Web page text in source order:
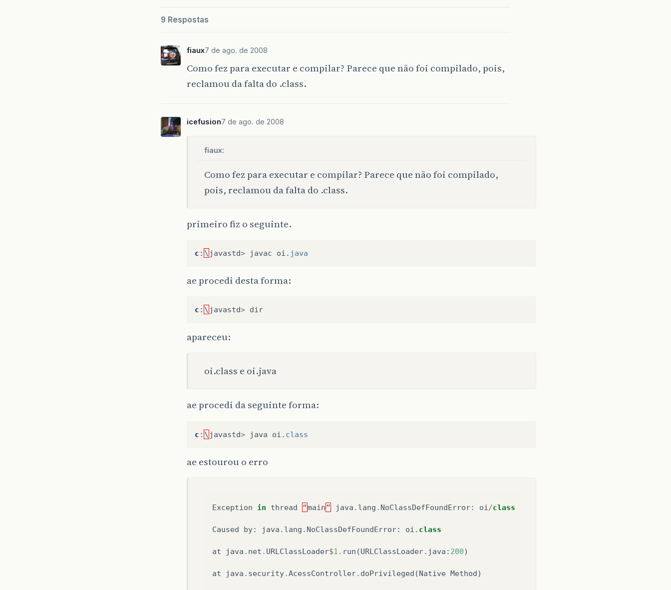
9 Respostas
fiaux7 de ago. de 2008
Como fez para executar e compilar? Parece que não foi compilado, pois,
reclamou da falta do .class.
icefusion7 de ago. de 2008
fiaux:
Como fez para executar e compilar? Parece que não foi compilado,
pois, reclamou da falta do .class.
primeiro fiz o seguinte.
c : \ javastd> javac oi . java
ae procedi desta forma:
c : \ javastd> dir
apareceu:
oi.class e oi.java
ae procedi da seguinte forma:
c : \ javastd> java oi . class
ae estourou o erro
Exception in thread “main” java . lang . NoClassDefFoundError: oi /class
Caused by: java . lang . NoClassDefFoundError: oi . class
at java . net . URLClassLoader$1. run (URLClassLoader. java : 200)
at java . security.AcessController. doPrivileged (Native Method)